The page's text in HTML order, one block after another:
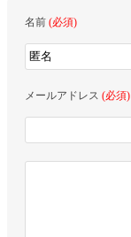
名前 (必須)
メールアドレス (必須)